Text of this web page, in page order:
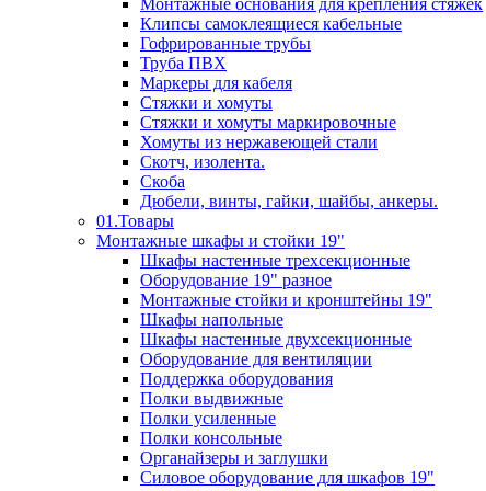
Монтажные основания для крепления стяжек
Клипсы самоклеящиеся кабельные
Гофрированные трубы
Труба ПВХ
Маркеры для кабеля
Стяжки и хомуты
Стяжки и хомуты маркировочные
Хомуты из нержавеющей стали
Скотч, изолента.
Скоба
Дюбели, винты, гайки, шайбы, анкеры.
01.Товары
Монтажные шкафы и стойки 19"
Шкафы настенные трехсекционные
Оборудование 19" разное
Монтажные стойки и кронштейны 19"
Шкафы напольные
Шкафы настенные двухсекционные
Оборудование для вентиляции
Поддержка оборудования
Полки выдвижные
Полки усиленные
Полки консольные
Органайзеры и заглушки
Силовое оборудование для шкафов 19"